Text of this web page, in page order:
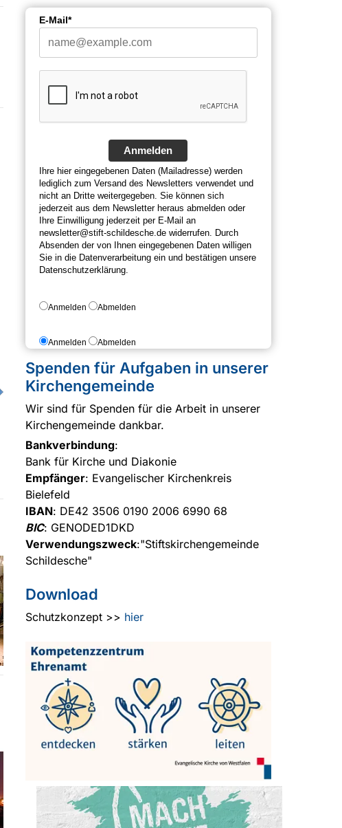
E-Mail*
Anmelden
Ihre hier eingegebenen Daten (Mailadresse) werden
lediglich zum Versand des Newsletters verwendet und
nicht an Dritte weitergegeben. Sie können sich
jederzeit aus dem Newsletter heraus abmelden oder
Ihre Einwilligung jederzeit per E-Mail an
newsletter@stift-schildesche.de widerrufen. Durch
Absenden der von Ihnen eingegebenen Daten willigen
Sie in die Datenverarbeitung ein und bestätigen unsere
Datenschutzerklärung.
Anmelden Abmelden
Anmelden Abmelden
Spenden für Aufgaben in unserer
Kirchengemeinde
Wir sind für Spenden für die Arbeit in unserer
Kirchengemeinde dankbar.
Bankverbindung:
Bank für Kirche und Diakonie
Empfänger: Evangelischer Kirchenkreis
Bielefeld
IBAN: DE42 3506 0190 2006 6990 68
BIC: GENODED1DKD
Verwendungszweck:"Stiftskirchengemeinde
Schildesche"
Download
Schutzkonzept >> hier